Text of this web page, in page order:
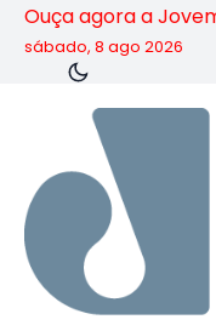
Ouça agora a
sábado, 8 ago 2026